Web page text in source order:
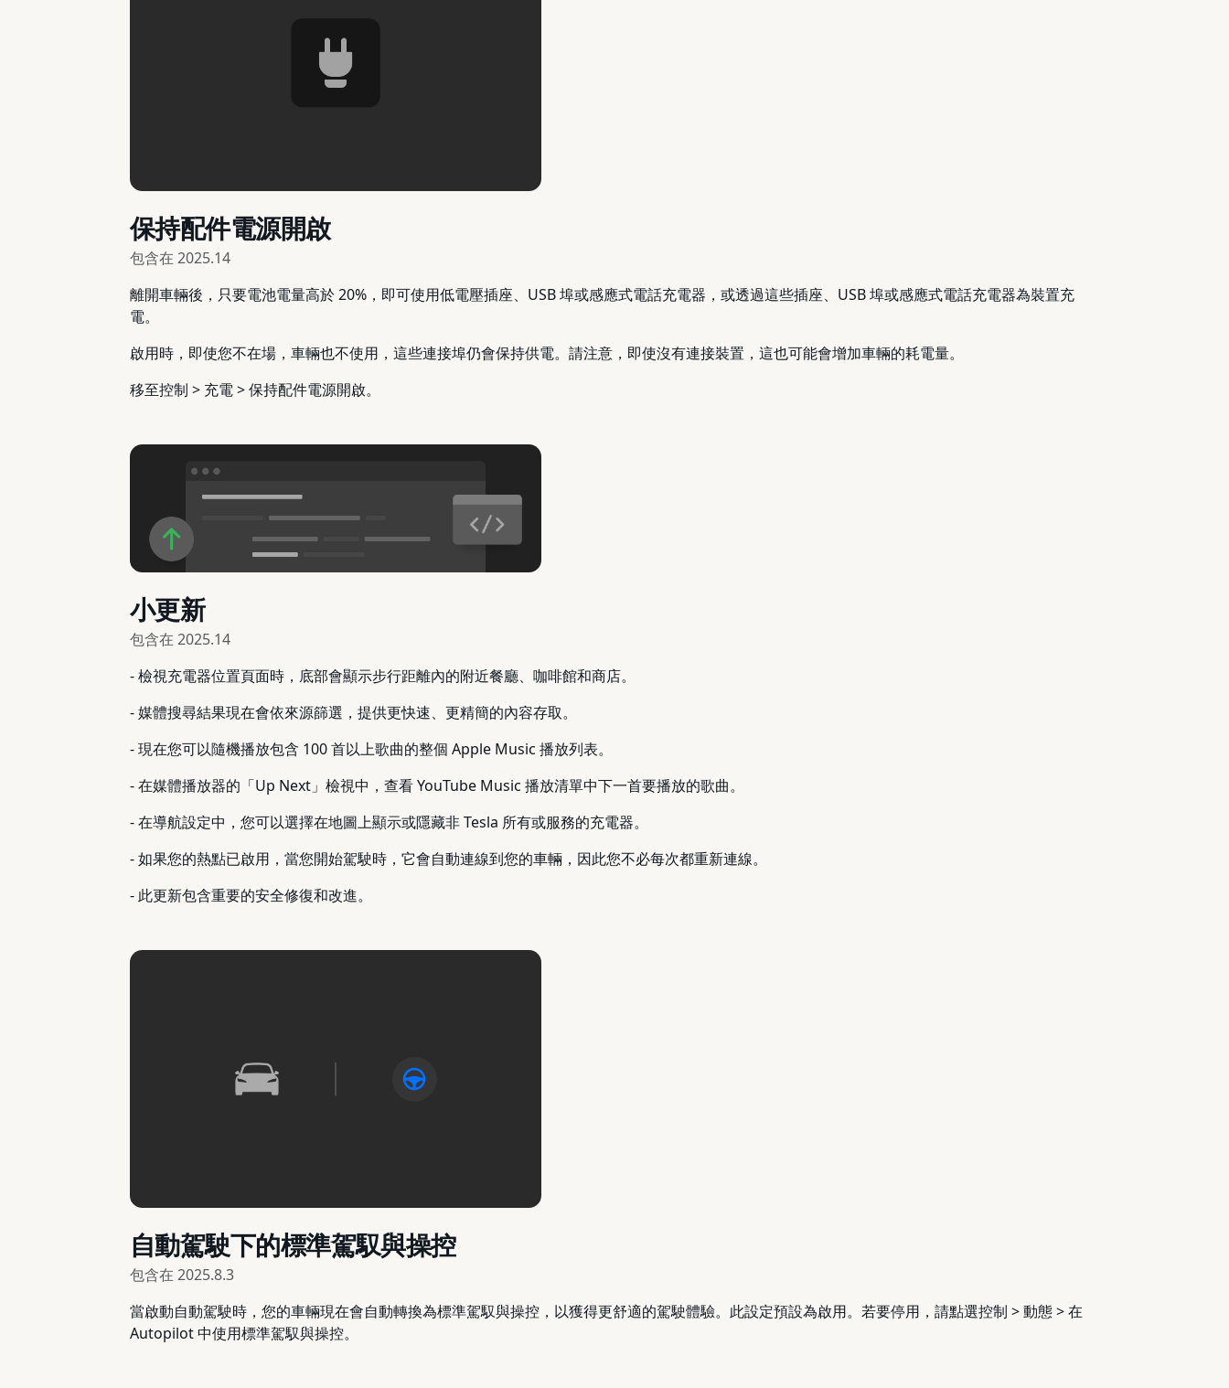
保持配件電源開啟
包含在 2025.14
離開車輛後，只要電池電量高於 20%，即可使用低電壓插座、USB 埠或感應式電話充電器，或透過這些插座、USB 埠或感應式電話充電器為裝置充
電。
啟用時，即使您不在場，車輛也不使用，這些連接埠仍會保持供電。請注意，即使沒有連接裝置，這也可能會增加車輛的耗電量。
移至控制 > 充電 > 保持配件電源開啟。
小更新
包含在 2025.14
- 檢視充電器位置頁面時，底部會顯示步行距離內的附近餐廳、咖啡館和商店。
- 媒體搜尋結果現在會依來源篩選，提供更快速、更精簡的內容存取。
- 現在您可以隨機播放包含 100 首以上歌曲的整個 Apple Music 播放列表。
- 在媒體播放器的「Up Next」檢視中，查看 YouTube Music 播放清單中下一首要播放的歌曲。
- 在導航設定中，您可以選擇在地圖上顯示或隱藏非 Tesla 所有或服務的充電器。
- 如果您的熱點已啟用，當您開始駕駛時，它會自動連線到您的車輛，因此您不必每次都重新連線。
- 此更新包含重要的安全修復和改進。
自動駕駛下的標準駕馭與操控
包含在 2025.8.3
當啟動自動駕駛時，您的車輛現在會自動轉換為標準駕馭與操控，以獲得更舒適的駕駛體驗。此設定預設為啟用。若要停用，請點選控制 > 動態 > 在
Autopilot 中使用標準駕馭與操控。